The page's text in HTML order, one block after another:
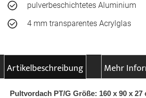
pulverbeschichtetes Aluminium
4 mm transparentes Acrylglas
Artikelbeschreibung Mehr
Pultvordach PT/G Größe: 160 x 90 x 27